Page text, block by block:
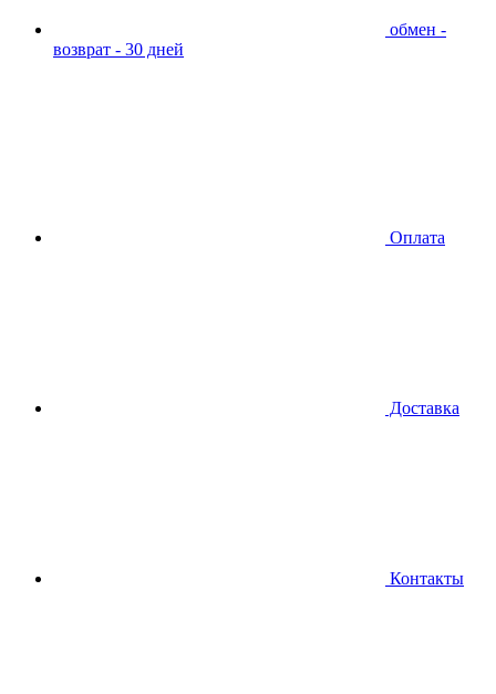
обмен -
возврат - 30 дней
Оплата
Доставка
Контакты